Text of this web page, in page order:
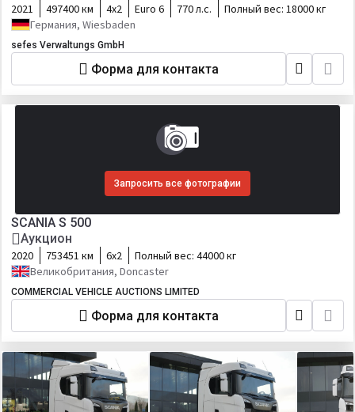
2021 497400 км 4х2 Euro 6 770 л.с. Полный вес: 18000 кг
Германия, Wiesbaden
sefes Verwaltungs GmbH
Форма для контакта
Запросить все фотографии
SCANIA S 500
Аукцион
2020 753451 км 6х2 Полный вес: 44000 кг
Великобритания, Doncaster
COMMERCIAL VEHICLE AUCTIONS LIMITED
Форма для контакта